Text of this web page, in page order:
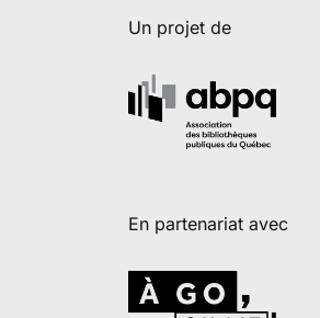
Un projet de
En partenariat avec